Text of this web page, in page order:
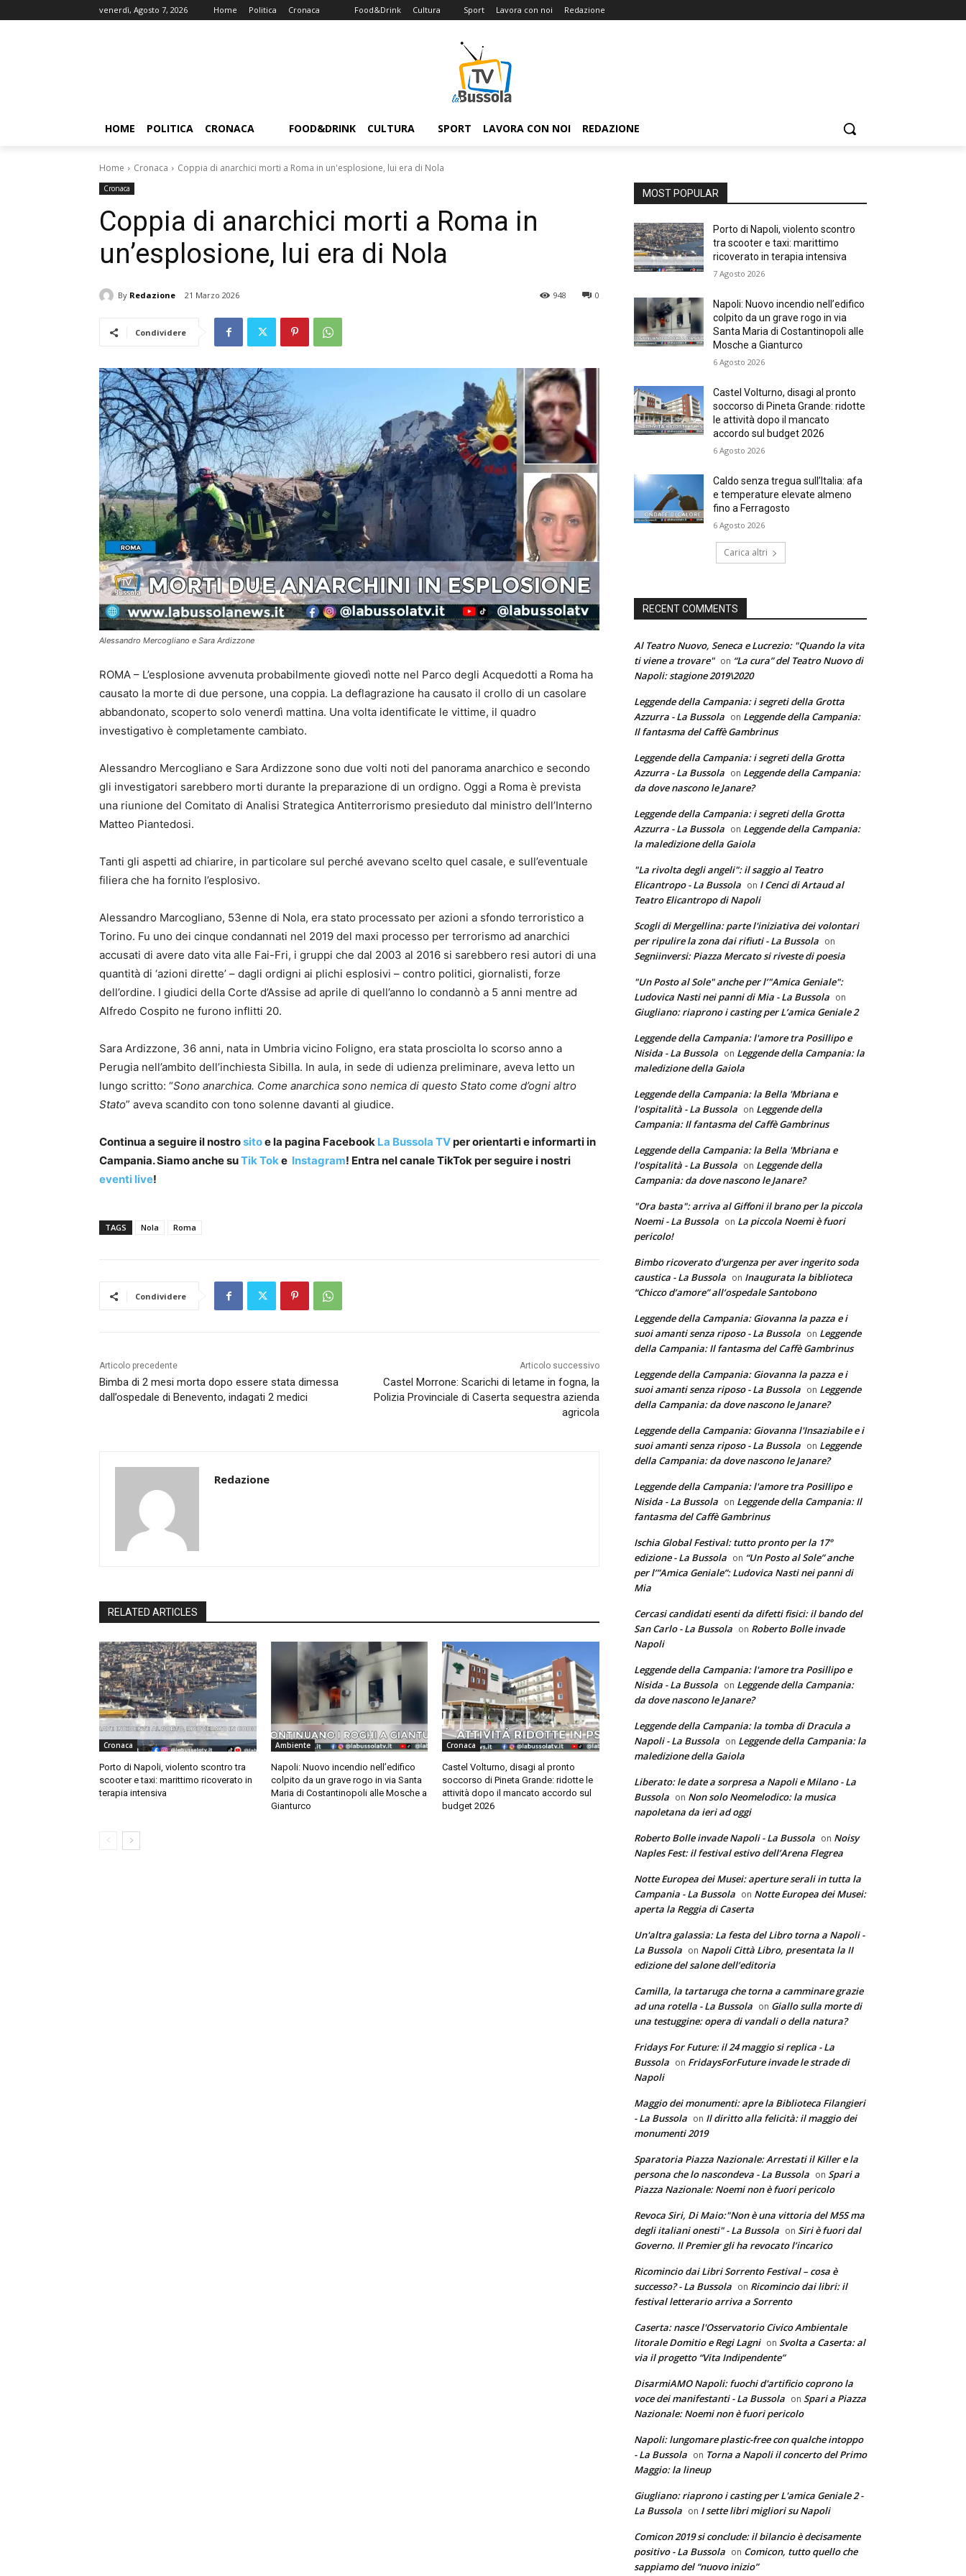
venerdì, Agosto 7, 2026 Home Politica Cronaca Food&Drink Cultura Sport Lavora con noi Redazione
HOME POLITICA CRONACA FOOD&DRINK CULTURA SPORT LAVORA CON NOI REDAZIONE
Home Cronaca Coppia di anarchici morti a Roma in un'esplosione, lui era di Nola
Cronaca
Coppia di anarchici morti a Roma in
un’esplosione, lui era di Nola
By Redazione 21 Marzo 2026 0
948
Condividere
Alessandro Mercogliano e Sara Ardizzone
ROMA – L’esplosione avvenuta probabilmente giovedì notte nel Parco degli Acquedotti a Roma ha
causato la morte di due persone, una coppia. La deflagrazione ha causato il crollo di un casolare
abbandonato, scoperto solo venerdì mattina. Una volta identificate le vittime, il quadro
investigativo è completamente cambiato.
Alessandro Mercogliano e Sara Ardizzone sono due volti noti del panorama anarchico e secondo
gli investigatori sarebbero morti durante la preparazione di un ordigno. Oggi a Roma è prevista
una riunione del Comitato di Analisi Strategica Antiterrorismo presieduto dal ministro dell’Interno
Matteo Piantedosi.
Tanti gli aspetti ad chiarire, in particolare sul perché avevano scelto quel casale, e sull’eventuale
filiera che ha fornito l’esplosivo.
Alessandro Marcogliano, 53enne di Nola, era stato processato per azioni a sfondo terroristico a
Torino. Fu uno dei cinque condannati nel 2019 del maxi processo per terrorismo ad anarchici
accusati di avere dato vita alle Fai-Fri, i gruppi che dal 2003 al 2016 si sarebbero resi autori di una
quantità di ‘azioni dirette’ – dagli ordigni ai plichi esplosivi – contro politici, giornalisti, forze
dell’ordine. I giudici della Corte d’Assise ad aprile di quell’anno lo condannò a 5 anni mentre ad
Alfredo Cospito ne furono inflitti 20.
Sara Ardizzone, 36 anni, nata in Umbria vicino Foligno, era stata prosciolta lo scorso anno a
Perugia nell’ambito dell’inchiesta Sibilla. In aula, in sede di udienza preliminare, aveva letto un
lungo scritto: “Sono anarchica. Come anarchica sono nemica di questo Stato come d’ogni altro
Stato” aveva scandito con tono solenne davanti al giudice.
Continua a seguire il nostrositoe la pagina Facebook La Bussola TVper orientarti e informarti in
Campania. Siamo anche suTik Toke Instagram! Entra nel canale TikTok per seguire i nostri
eventi live!
TAGS Nola Roma
Condividere
Articolo precedente
Bimba di 2 mesi morta dopo essere stata dimessa
dall’ospedale di Benevento, indagati 2 medici
Articolo successivo
Castel Morrone: Scarichi di letame in fogna, la
Polizia Provinciale di Caserta sequestra azienda
agricola
Redazione
RELATED ARTICLES
Cronaca
Porto di Napoli, violento scontro tra
scooter e taxi: marittimo ricoverato in
terapia intensiva
Ambiente
Napoli: Nuovo incendio nell’edifico
colpito da un grave rogo in via Santa
Maria di Costantinopoli alle Mosche a
Gianturco
Cronaca
Castel Volturno, disagi al pronto
soccorso di Pineta Grande: ridotte le
attività dopo il mancato accordo sul
budget 2026
MOST POPULAR
Porto di Napoli, violento scontro
tra scooter e taxi: marittimo
ricoverato in terapia intensiva
7 Agosto 2026
Napoli: Nuovo incendio nell’edifico
colpito da un grave rogo in via
Santa Maria di Costantinopoli alle
Mosche a Gianturco
6 Agosto 2026
Castel Volturno, disagi al pronto
soccorso di Pineta Grande: ridotte
le attività dopo il mancato
accordo sul budget 2026
6 Agosto 2026
Caldo senza tregua sull’Italia: afa
e temperature elevate almeno
fino a Ferragosto
6 Agosto 2026
Carica altri
RECENT COMMENTS
Al Teatro Nuovo, Seneca e Lucrezio: "Quando la vita
ti viene a trovare" on “La cura” del Teatro Nuovo di
Napoli: stagione 2019\2020
Leggende della Campania: i segreti della Grotta
Azzurra - La Bussola on Leggende della Campania:
Il fantasma del Caffè Gambrinus
Leggende della Campania: i segreti della Grotta
Azzurra - La Bussola on Leggende della Campania:
da dove nascono le Janare?
Leggende della Campania: i segreti della Grotta
Azzurra - La Bussola on Leggende della Campania:
la maledizione della Gaiola
"La rivolta degli angeli": il saggio al Teatro
Elicantropo - La Bussola on I Cenci di Artaud al
Teatro Elicantropo di Napoli
Scogli di Mergellina: parte l'iniziativa dei volontari
per ripulire la zona dai rifiuti - La Bussola on
Segniinversi: Piazza Mercato si riveste di poesia
"Un Posto al Sole" anche per l’"Amica Geniale":
Ludovica Nasti nei panni di Mia - La Bussola on
Giugliano: riaprono i casting per L’amica Geniale 2
Leggende della Campania: l'amore tra Posillipo e
Nisida - La Bussola on Leggende della Campania: la
maledizione della Gaiola
Leggende della Campania: la Bella 'Mbriana e
l'ospitalità - La Bussola on Leggende della
Campania: Il fantasma del Caffè Gambrinus
Leggende della Campania: la Bella 'Mbriana e
l'ospitalità - La Bussola on Leggende della
Campania: da dove nascono le Janare?
"Ora basta": arriva al Giffoni il brano per la piccola
Noemi - La Bussola on La piccola Noemi è fuori
pericolo!
Bimbo ricoverato d'urgenza per aver ingerito soda
caustica - La Bussola on Inaugurata la biblioteca
“Chicco d’amore” all’ospedale Santobono
Leggende della Campania: Giovanna la pazza e i
suoi amanti senza riposo - La Bussola on Leggende
della Campania: Il fantasma del Caffè Gambrinus
Leggende della Campania: Giovanna la pazza e i
suoi amanti senza riposo - La Bussola on Leggende
della Campania: da dove nascono le Janare?
Leggende della Campania: Giovanna l'Insaziabile e i
suoi amanti senza riposo - La Bussola on Leggende
della Campania: da dove nascono le Janare?
Leggende della Campania: l'amore tra Posillipo e
Nisida - La Bussola on Leggende della Campania: Il
fantasma del Caffè Gambrinus
Ischia Global Festival: tutto pronto per la 17°
edizione - La Bussola on “Un Posto al Sole” anche
per l’”Amica Geniale”: Ludovica Nasti nei panni di
Mia
Cercasi candidati esenti da difetti fisici: il bando del
San Carlo - La Bussola on Roberto Bolle invade
Napoli
Leggende della Campania: l'amore tra Posillipo e
Nisida - La Bussola on Leggende della Campania:
da dove nascono le Janare?
Leggende della Campania: la tomba di Dracula a
Napoli - La Bussola on Leggende della Campania: la
maledizione della Gaiola
Liberato: le date a sorpresa a Napoli e Milano - La
Bussola on Non solo Neomelodico: la musica
napoletana da ieri ad oggi
Roberto Bolle invade Napoli - La Bussola on Noisy
Naples Fest: il festival estivo dell’Arena Flegrea
Notte Europea dei Musei: aperture serali in tutta la
Campania - La Bussola on Notte Europea dei Musei:
aperta la Reggia di Caserta
Un'altra galassia: La festa del Libro torna a Napoli -
La Bussola on Napoli Città Libro, presentata la II
edizione del salone dell’editoria
Camilla, la tartaruga che torna a camminare grazie
ad una rotella - La Bussola on Giallo sulla morte di
una testuggine: opera di vandali o della natura?
Fridays For Future: il 24 maggio si replica - La
Bussola on FridaysForFuture invade le strade di
Napoli
Maggio dei monumenti: apre la Biblioteca Filangieri
- La Bussola on Il diritto alla felicità: il maggio dei
monumenti 2019
Sparatoria Piazza Nazionale: Arrestati il Killer e la
persona che lo nascondeva - La Bussola on Spari a
Piazza Nazionale: Noemi non è fuori pericolo
Revoca Siri, Di Maio:"Non è una vittoria del M5S ma
degli italiani onesti" - La Bussola on Siri è fuori dal
Governo. Il Premier gli ha revocato l’incarico
Ricomincio dai Libri Sorrento Festival – cosa è
successo? - La Bussola on Ricomincio dai libri: il
festival letterario arriva a Sorrento
Caserta: nasce l'Osservatorio Civico Ambientale
litorale Domitio e Regi Lagni on Svolta a Caserta: al
via il progetto “Vita Indipendente”
DisarmiAMO Napoli: fuochi d'artificio coprono la
voce dei manifestanti - La Bussola on Spari a Piazza
Nazionale: Noemi non è fuori pericolo
Napoli: lungomare plastic-free con qualche intoppo
- La Bussola on Torna a Napoli il concerto del Primo
Maggio: la lineup
Giugliano: riaprono i casting per L'amica Geniale 2 -
La Bussola on I sette libri migliori su Napoli
Comicon 2019 si conclude: il bilancio è decisamente
positivo - La Bussola on Comicon, tutto quello che
sappiamo del “nuovo inizio”